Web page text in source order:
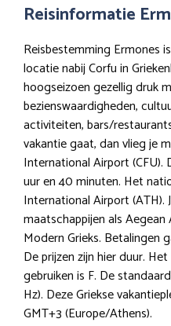
Reisinformatie
Reisbestemming Ermones
locatie nabij Corfu in
hoogseizoen gezellig druk
bezienswaardigheden,
activiteiten, bars/
vakantie gaat, dan vlieg je
International Airport (CFU).
uur en 40 minuten. Het
International Airport (ATH).
maatschappijen als
Modern Grieks. Betalingen
De prijzen zijn hier duur.
gebruiken is F. De
Hz). Deze Griekse
GMT+3 (Europe/Athens).